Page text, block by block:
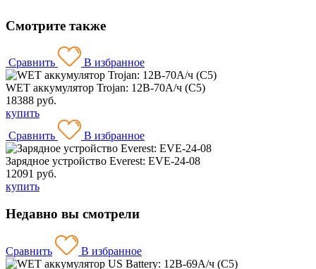
Смотрите также
Сравнить В избранное
WET аккумулятор Trojan: 12В-70А/ч (С5)
18388 руб.
купить
Сравнить
В избранное
Зарядное устройство Everest: EVE-24-08
12091 руб.
купить
Недавно вы смотрели
Сравнить В избранное